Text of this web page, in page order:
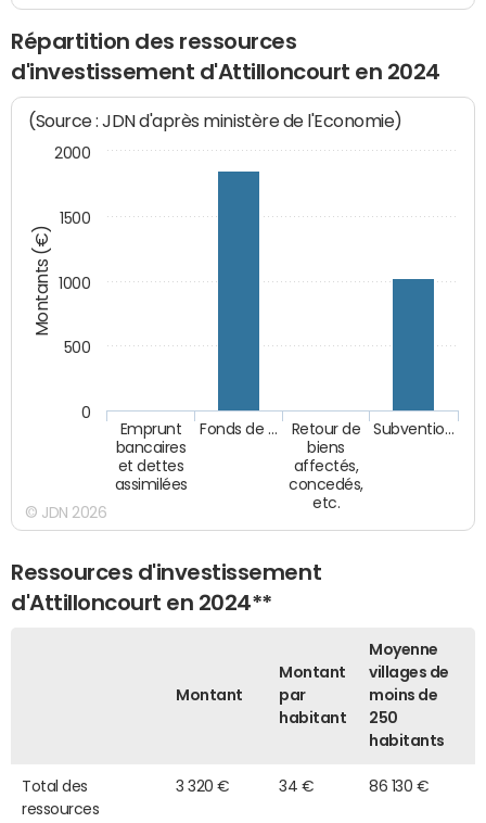
Répartition des ressources
d'investissement d'Attilloncourt en 2024
Montants (€)
(Source : JDN d'après ministère de l'Economie)
Emprunt
bancaires
et dettes
assimilées
Fonds de …
Retour de
biens
affectés,
concedés,
etc.
Subventio…
0
500
1000
1500
2000
© JDN 2026
Ressources d'investissement
d'Attilloncourt en 2024**
Montant
Montant
par
habitant
Moyenne
villages de
moins de
250
habitants
Total des
ressources
3 320 € 34 € 86 130 €